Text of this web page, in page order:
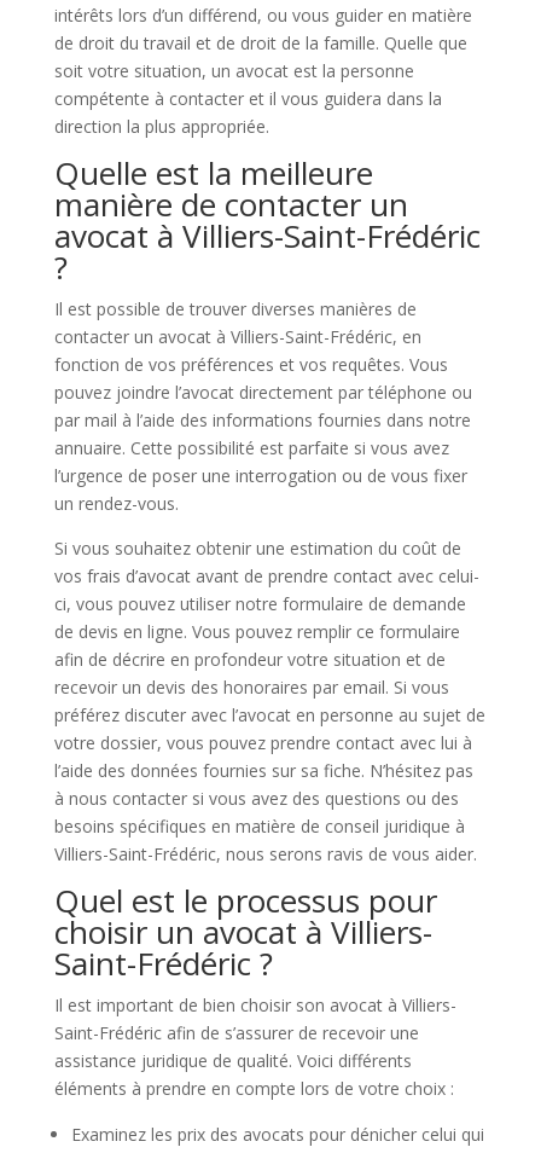
intérêts lors d’un différend, ou vous guider en matière
de droit du travail et de droit de la famille. Quelle que
soit votre situation, un avocat est la personne
compétente à contacter et il vous guidera dans la
direction la plus appropriée.
Quelle est la meilleure
manière de contacter un
avocat à Villiers-Saint-Frédéric
?
Il est possible de trouver diverses manières de
contacter un avocat à Villiers-Saint-Frédéric, en
fonction de vos préférences et vos requêtes. Vous
pouvez joindre l’avocat directement par téléphone ou
par mail à l’aide des informations fournies dans notre
annuaire. Cette possibilité est parfaite si vous avez
l’urgence de poser une interrogation ou de vous fixer
un rendez-vous.
Si vous souhaitez obtenir une estimation du coût de
vos frais d’avocat avant de prendre contact avec celui-
ci, vous pouvez utiliser notre formulaire de demande
de devis en ligne. Vous pouvez remplir ce formulaire
afin de décrire en profondeur votre situation et de
recevoir un devis des honoraires par email. Si vous
préférez discuter avec l’avocat en personne au sujet de
votre dossier, vous pouvez prendre contact avec lui à
l’aide des données fournies sur sa fiche. N’hésitez pas
à nous contacter si vous avez des questions ou des
besoins spécifiques en matière de conseil juridique à
Villiers-Saint-Frédéric, nous serons ravis de vous aider.
Quel est le processus pour
choisir un avocat à Villiers-
Saint-Frédéric ?
Il est important de bien choisir son avocat à Villiers-
Saint-Frédéric afin de s’assurer de recevoir une
assistance juridique de qualité. Voici différents
éléments à prendre en compte lors de votre choix :
Examinez les prix des avocats pour dénicher celui qui